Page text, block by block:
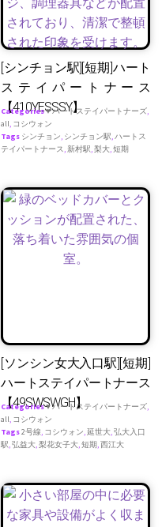
[シンチョン駅][短期]ハート
ステイパートナース
【410YESSSY】
Categories♥ ハートステイパートナーズ,
all, コシウォン
Tags シンチョン, シンチョン駅,ハートス
テイパートナース,新村駅,梨大,短期
[ソンシン女大入口駅][短期]
ハートステイパートナース
【49SWSWGH】
Categories♥ ハートステイパートナーズ,
all, コシウォン
Tags2号線, コシウォン,延世大,弘大入口
駅,弘益大,梨花女子大,短期,西江大